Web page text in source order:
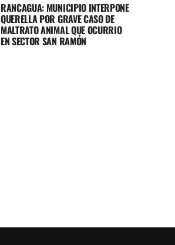
RANCAGUA: MUNICIPIO INTERPONE
QUERELLA POR GRAVE CASO DE
MALTRATO ANIMAL QUE OCURRIO
EN SECTOR SAN RAMÓN